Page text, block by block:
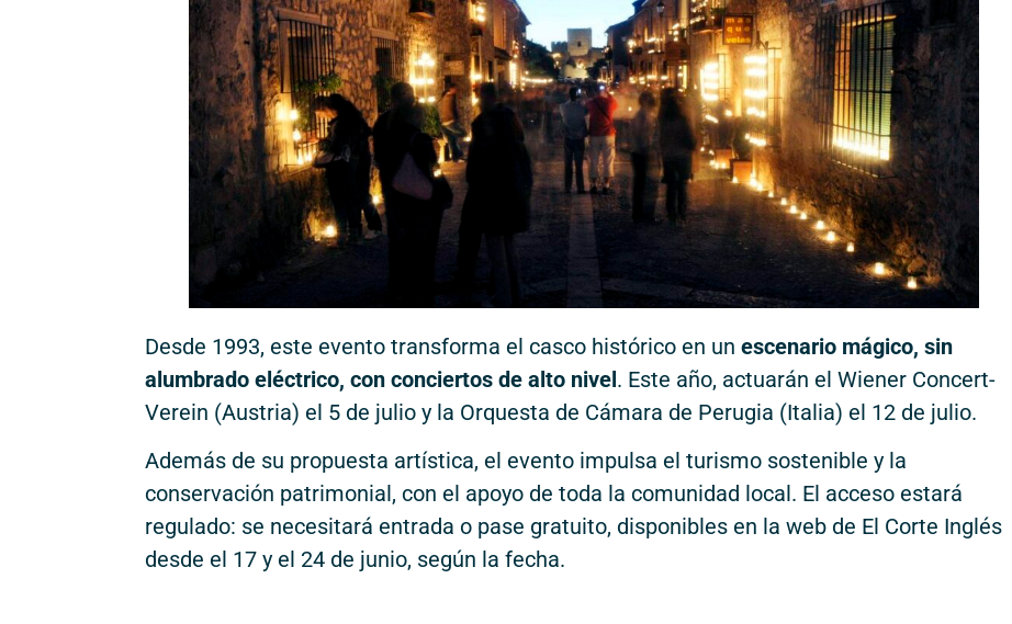
Desde 1993, este evento transforma el casco histórico en un escenario mágico, sin
alumbrado eléctrico, con conciertos de alto nivel. Este año, actuarán el Wiener Concert-
Verein (Austria) el 5 de julio y la Orquesta de Cámara de Perugia (Italia) el 12 de julio.
Además de su propuesta artística, el evento impulsa el turismo sostenible y la
conservación patrimonial, con el apoyo de toda la comunidad local. El acceso estará
regulado: se necesitará entrada o pase gratuito, disponibles en la web de El Corte Inglés
desde el 17 y el 24 de junio, según la fecha.